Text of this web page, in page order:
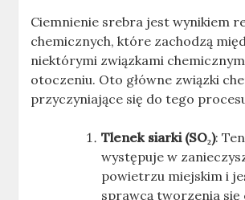
Ciemnienie srebra jest wynikiem
chemicznych, które zachodzą
niektórymi związkami
otoczeniu. Oto główne związki
przyczyniające się do tego
Tlenek siarki (SO₂):
występuje w
powietrzu miejskim i
sprawcą tworzenia się